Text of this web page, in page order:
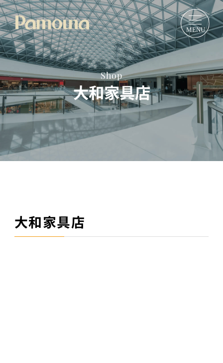
Shop
大和家具店
大和家具店